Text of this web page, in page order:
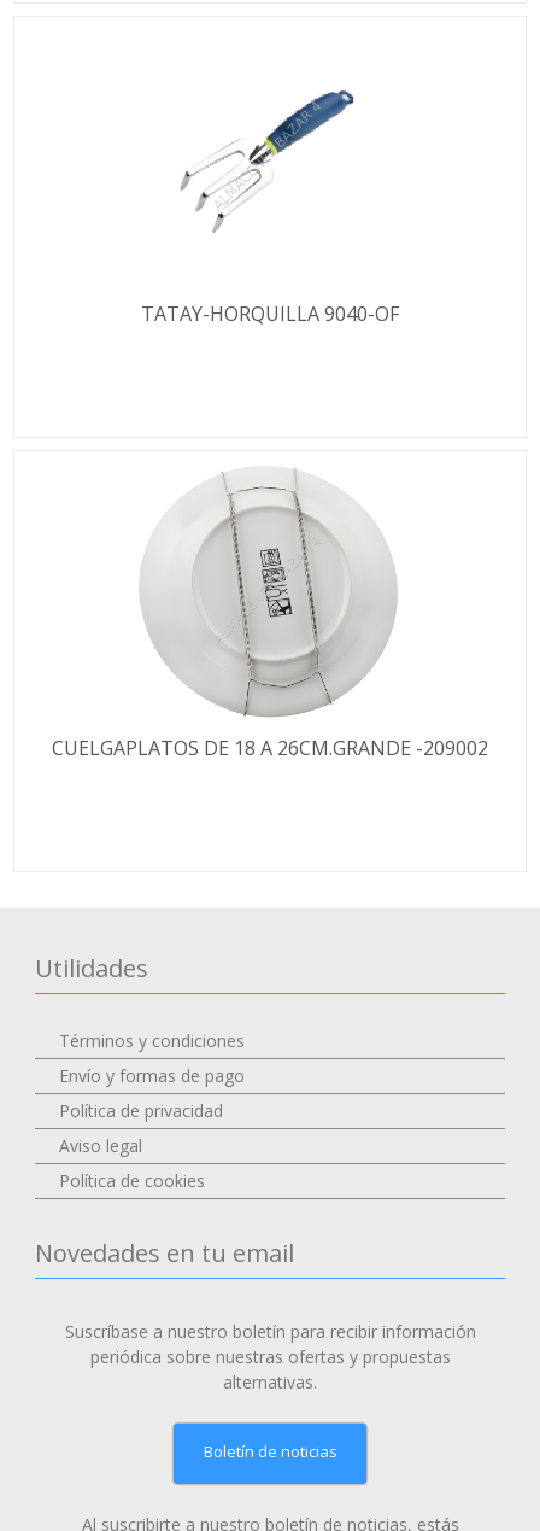
TATAY-HORQUILLA 9040-OF
CUELGAPLATOS DE 18 A 26CM.GRANDE -209002
Utilidades
Términos y condiciones
Envío y formas de pago
Política de privacidad
Aviso legal
Política de cookies
Novedades en tu email
Suscríbase a nuestro boletín para recibir información
periódica sobre nuestras ofertas y propuestas
alternativas.
Boletín de noticias
Al suscribirte a nuestro boletín de noticias, estás